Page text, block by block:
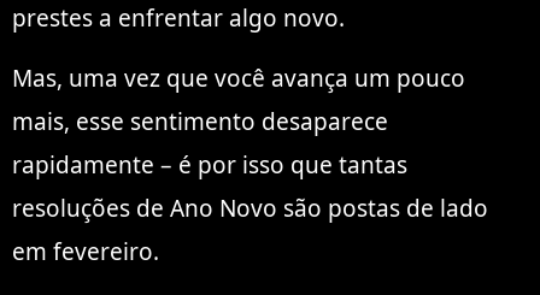
prestes a enfrentar algo novo.
Mas, uma vez que você avança um pouco
mais, esse sentimento desaparece
rapidamente – é por isso que tantas
resoluções de Ano Novo são postas de lado
em fevereiro.